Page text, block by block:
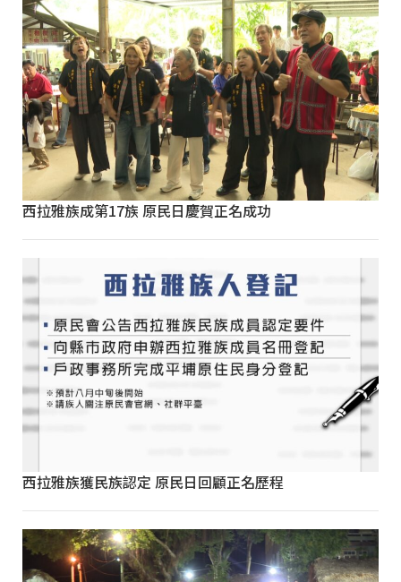
西拉雅族成第17族 原民日慶賀正名成功
西拉雅族獲民族認定 原民日回顧正名歷程